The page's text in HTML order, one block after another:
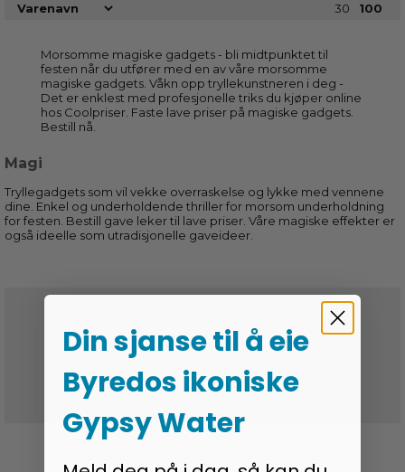
30
100
Morsomme magiske gadgets - bli midtpunktet til
festen når du utfører med en av våre morsomme
magiske gadgets. Våkn opp tryllekunstneren i deg -
Det er enklest med profesjonelle triks du kjøper online
hos Coolpriser. Faste lave priser på magiske gadgets.
Bestill nå.
Magi
Tryllegadgets som vil vekke overraskelse og lykke med vennene
dine. Enkel og underholdende thriller for morsom underholdning
for festen. Bestill gave leker til lave priser. Våre magiske effekter er
også ideelle som utradisjonelle gaveideer.
Godkendt af e-merket
Din sjanse til å eie
Byredos ikoniske
Gypsy Water